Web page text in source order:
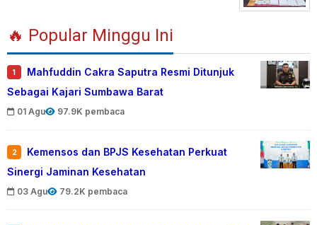
🔥 Popular Minggu Ini
1
Mahfuddin Cakra Saputra Resmi Ditunjuk
Sebagai Kajari Sumbawa Barat
01 Agu 97.9K pembaca
2
Kemensos dan BPJS Kesehatan Perkuat
Sinergi Jaminan Kesehatan
03 Agu 79.2K pembaca